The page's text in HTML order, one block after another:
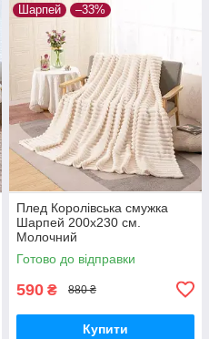
Шарпей –33%
Плед Королівська смужка
Шарпей 200х230 см.
Молочний
Готово до відправки
590 ₴ 880 ₴
Купити